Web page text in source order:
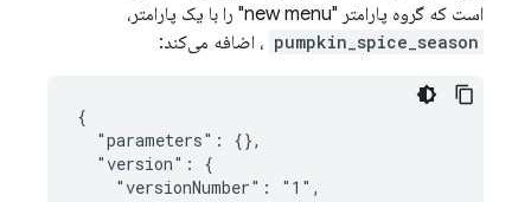
است که گروه پارامتر "new menu" را با یک پارامتر،
pumpkin_spice_season ، اضافه می‌کند:
{
  "parameters": {},
  "version": {
    "versionNumber": "1",